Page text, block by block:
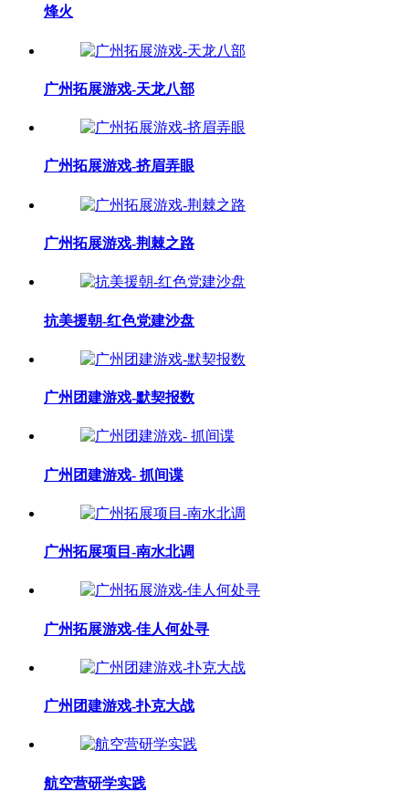
烽火
广州拓展游戏-天龙八部
广州拓展游戏-挤眉弄眼
广州拓展游戏-荆棘之路
抗美援朝-红色党建沙盘
广州团建游戏-默契报数
广州团建游戏- 抓间谍
广州拓展项目-南水北调
广州拓展游戏-佳人何处寻
广州团建游戏-扑克大战
航空营研学实践